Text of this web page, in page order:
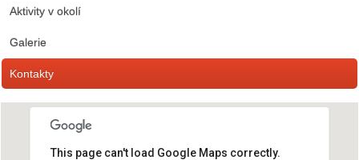
Aktivity v okolí
Galerie
Kontakty
This page can't load Google Maps correctly.